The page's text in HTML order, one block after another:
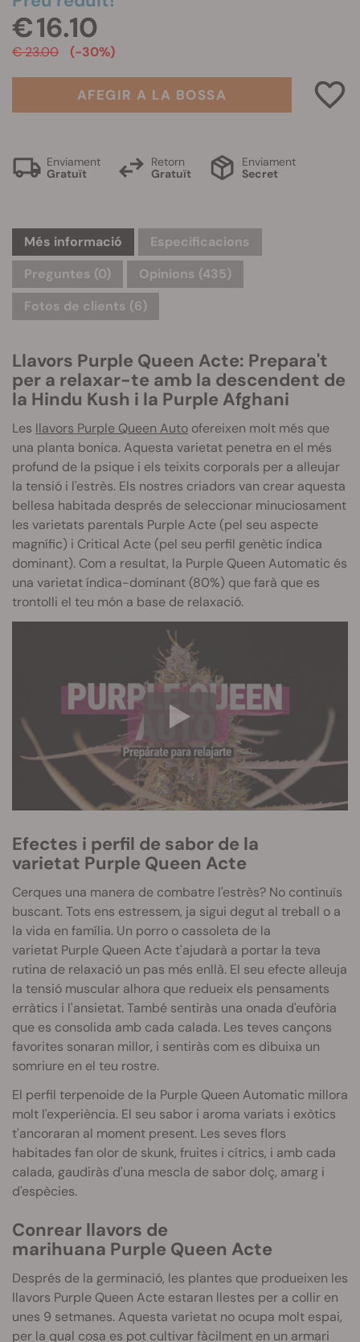
€ 16.10
€ 23.00 (-30%)
AFEGIR A LA BOSSA
Enviament
Gratuït
Retorn
Gratuït
Enviament
Secret
Més informació
Especificacions
Preguntes (0)
Opinions (435)
Fotos de clients (6)
Llavors Purple Queen Acte: Prepara't
per a relaxar-te amb la descendent de
la Hindu Kush i la Purple Afghani
Les llavors Purple Queen Auto ofereixen molt més que
una planta bonica.Aquesta varietat penetra en el més
profund de la psique i els teixits corporals per a alleujar
la tensió i l'estrès. Els nostres criadors van crear aquesta
bellesa habitada després de seleccionar minuciosament
les varietats parentals PurpleActe (pel seu aspecte
magnífic) i Critical Acte (pel seu perfil genètic índica
dominant). Com a resultat, la Purple Queen Automatic és
una varietat índica-dominant (80%) que farà que es
trontolli el teu món a base de relaxació.
Efectes i perfil de sabor de la
varietat Purple Queen Acte
Cerques una manera de combatre l'estrès? No continuïs
buscant. Tots ens estressem, ja sigui degut al treball o a
la vida en família. Un porro o cassoleta de la
varietat Purple Queen Acte t'ajudarà a portar la teva
rutina de relaxació un pas més enllà. El seu efecte alleuja
la tensió muscular alhora que redueix els pensaments
erràtics i l'ansietat. També sentiràs una onada d'eufòria
que es consolida amb cada calada. Les teves cançons
favorites sonaran millor, i sentiràs com es dibuixa un
somriure en el teu rostre.
El perfil terpenoide de la Purple Queen Automatic millora
molt l'experiència. El seu sabor i aroma variats i exòtics
t'ancoraran al moment present. Les seves flors
habitades fan olor de skunk, fruites i cítrics, i amb cada
calada, gaudiràs d'una mescla de sabor dolç, amarg i
d'espècies.
Conrear llavors de
marihuana Purple Queen Acte
Després de la germinació, les plantes que produeixen les
llavors Purple Queen Acte estaran llestes per a collir en
unes 9 setmanes.Aquesta varietat no ocupa molt espai,
per la qual cosa es pot cultivar fàcilment en un armari